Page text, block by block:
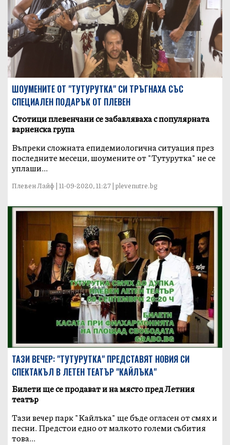
ШОУМЕНИТЕ ОТ "ТУТУРУТКА" СИ ТРЪГНАХА СЪС
СПЕЦИАЛЕН ПОДАРЪК ОТ ПЛЕВЕН
Стотици плевенчани се забавляваха с популярната
варненска група
Въпреки сложната епидемиологична ситуация през
последните месеци, шоумените от "Тутурутка" не се
уплаши...
Плевен Лайф | 11-09-2020, 11:27 | plevenutre.bg
ТАЗИ ВЕЧЕР: "ТУТУРУТКА" ПРЕДСТАВЯТ НОВИЯ СИ
СПЕКТАКЪЛ В ЛЕТЕН ТЕАТЪР "КАЙЛЪКА"
Билети ще се продават и на място пред Летния
театър
Тази вечер парк "Кайлъка" ще бъде огласен от смях и
песни. Предстои едно от малкото големи събития
това...